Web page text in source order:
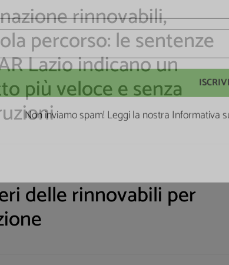
rinnovabili,
percorso: le sentenze
Lazio indicano un
più veloce e senza
delle rinnovabili per